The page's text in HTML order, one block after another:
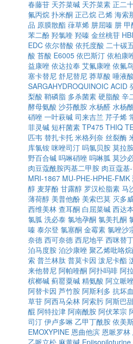
春藤苷 天芥菜碱 天芥菜素 正二
氟丙烷 扑米酮 正己烷 己烯 海索
品 原膜散酯 葎草烯 肼屈嗪 肼
苯二酚 羟氯喹 羟嗪 金丝桃苷
EDC 依尔替酸 依托度酸 二十碳
酸 苔酸 E6005 依巴斯汀 依柏康
益康唑 依达拉奉 艾氟康唑 依氟
塞卡替尼 舒尼替尼 莽草酸 唾液酸
SARGAHYDROQUINOIC ACID
梨酸 鞘磷脂 多杀菌素 硬脂酸 辛
酵母氨酸 沙芬酰胺 水杨醛 水杨
硝唑 一叶萩碱 司来吉兰 芹子烯
菲灵碱 短杆菌素 TP475 THIQ
匹韦 替扎卡托 米格列奈 丝裂酶
库氯铵 咪唑司汀 吗氯贝胺 莫拉
野百合碱 吗啉硝唑 吗啉胍 莫沙
肉豆蔻酰胺丙基二甲胺 肉豆蔻基
MRI-1867 MU-PHE-HPHE-FMK
醇 麦芽酚 甘露醇 罗汉松脂素 马
薄荷醇 美普他酚 美索巴莫 灭多
西维美林 查耳酮 白屈菜碱 西达
氯胍 洗必泰 氯地孕酮 氯美扎酮
嗪 泰尔登 氯塞酮 金霉素 氯唑沙
奈德 西可奈德 西尼地平 西咪替
泊马度胺 泊沙康唑 聚乙烯吡咯
索 普兰林肽 普莫卡因 泼尼卡酯
来他替尼 阿帕喹酮 阿扑吗啡 阿
槟榔碱 蓟罂粟碱 精氨酸 阿立哌唑
阿替卡因 芦竹胺 阿斯利多 抗坏
草苷 阿西马朵林 阿索肟 阿斯巴
醌 阿特拉津 阿南酰胺 阿伏苯宗
司汀 伊卢多啉 乙甲丁酰胺 依美
EMOXYPINE 恩曲他滨 恩哌罗林
乙哌立松 麻黄碱 Epiisopiloturine